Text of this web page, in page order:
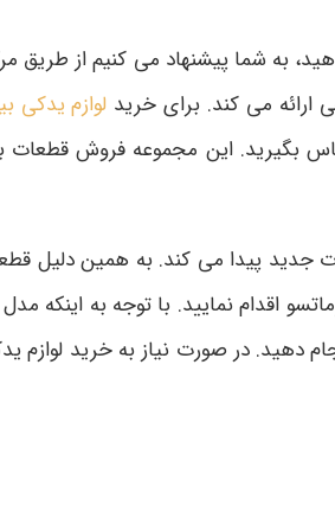
به شما پیشنهاد می کنیم از
ارائه می کند. برای خرید لوازم یدکی
این مجموعه فروش قطعات
پیدا می کند. به همین دلیل
اقدام نمایید. با توجه به اینکه
دهید. در صورت نیاز به خرید